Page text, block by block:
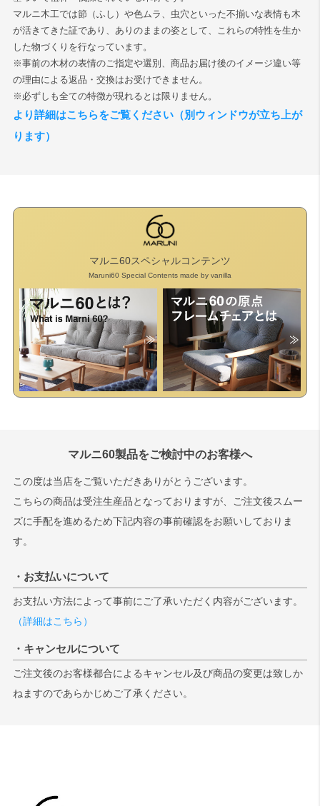
マルニ木工では節（ふし）や色ムラ、虫穴といった不揃いな表情も木
が活きてきた証であり、ありのままの姿として、これらの特性を生か
した物づくりを行なっています。
※事前の木材の表情のご指定や選別、商品お届け後のイメージ違い等
の理由による返品・交換はお受けできません。
※必ずしも全ての特徴が現れるとは限りません。
より詳細はこちらをご覧ください（別ウィンドウが立ち上が
ります）
マルニ60スペシャルコンテンツ
Maruni60 Special Contents made by vanilla
マルニ60製品をご検討中のお客様へ
この度は当店をご覧いただきありがとうございます。
こちらの商品は受注生産品となっておりますが、ご注文後スムー
ズに手配を進めるため下記内容の事前確認をお願いしておりま
す。
・お支払いについて
お支払い方法によって事前にご了承いただく内容がございます。
（詳細はこちら）
・キャンセルについて
ご注文後のお客様都合によるキャンセル及び商品の変更は致しか
ねますのであらかじめご了承ください。